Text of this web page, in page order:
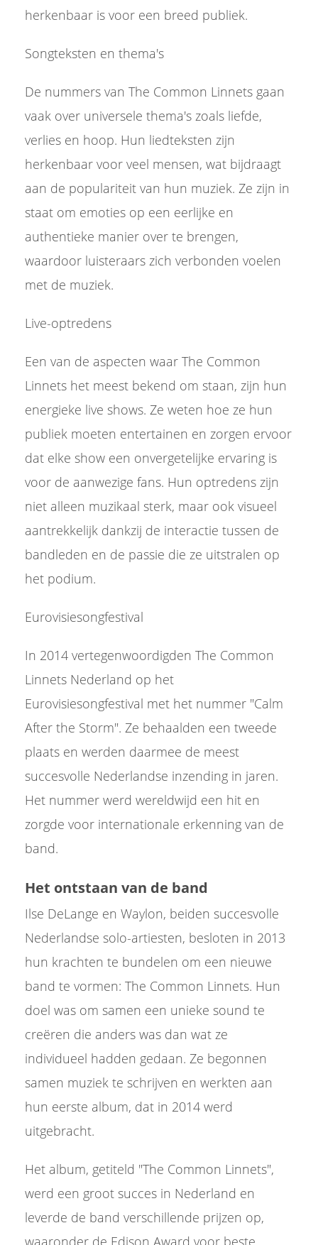
herkenbaar is voor een breed publiek.
Songteksten en thema's
De nummers van The Common Linnets gaan
vaak over universele thema's zoals liefde,
verlies en hoop. Hun liedteksten zijn
herkenbaar voor veel mensen, wat bijdraagt
aan de populariteit van hun muziek. Ze zijn in
staat om emoties op een eerlijke en
authentieke manier over te brengen,
waardoor luisteraars zich verbonden voelen
met de muziek.
Live-optredens
Een van de aspecten waar The Common
Linnets het meest bekend om staan, zijn hun
energieke live shows. Ze weten hoe ze hun
publiek moeten entertainen en zorgen ervoor
dat elke show een onvergetelijke ervaring is
voor de aanwezige fans. Hun optredens zijn
niet alleen muzikaal sterk, maar ook visueel
aantrekkelijk dankzij de interactie tussen de
bandleden en de passie die ze uitstralen op
het podium.
Eurovisiesongfestival
In 2014 vertegenwoordigden The Common
Linnets Nederland op het
Eurovisiesongfestival met het nummer "Calm
After the Storm". Ze behaalden een tweede
plaats en werden daarmee de meest
succesvolle Nederlandse inzending in jaren.
Het nummer werd wereldwijd een hit en
zorgde voor internationale erkenning van de
band.
Het ontstaan van de band
Ilse DeLange en Waylon, beiden succesvolle
Nederlandse solo-artiesten, besloten in 2013
hun krachten te bundelen om een nieuwe
band te vormen: The Common Linnets. Hun
doel was om samen een unieke sound te
creëren die anders was dan wat ze
individueel hadden gedaan. Ze begonnen
samen muziek te schrijven en werkten aan
hun eerste album, dat in 2014 werd
uitgebracht.
Het album, getiteld "The Common Linnets",
werd een groot succes in Nederland en
leverde de band verschillende prijzen op,
waaronder de Edison Award voor beste